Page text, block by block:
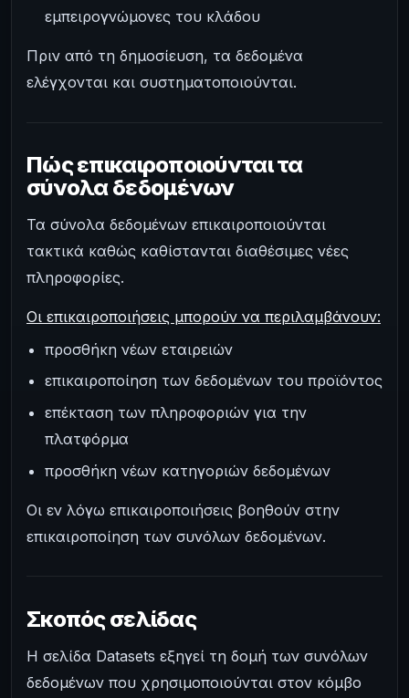
εμπειρογνώμονες του κλάδου
Πριν από τη δημοσίευση, τα δεδομένα
ελέγχονται και συστηματοποιούνται.
Πώς επικαιροποιούνται τα
σύνολα δεδομένων
Τα σύνολα δεδομένων επικαιροποιούνται
τακτικά καθώς καθίστανται διαθέσιμες νέες
πληροφορίες.
Οι επικαιροποιήσεις μπορούν να περιλαμβάνουν:
προσθήκη νέων εταιρειών
επικαιροποίηση των δεδομένων του προϊόντος
επέκταση των πληροφοριών για την
πλατφόρμα
προσθήκη νέων κατηγοριών δεδομένων
Οι εν λόγω επικαιροποιήσεις βοηθούν στην
επικαιροποίηση των συνόλων δεδομένων.
Σκοπός σελίδας
Η σελίδα Datasets εξηγεί τη δομή των συνόλων
δεδομένων που χρησιμοποιούνται στον κόμβο